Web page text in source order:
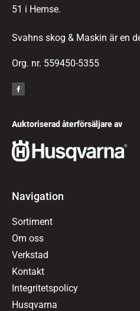
51 i Hemse.
Svahns skog & Maskin är en
Org. nr. 559450-5355
Auktoriserad återförsäljare av
Navigation
Sortiment
Om oss
Verkstad
Kontakt
Integritetspolicy
Husqvarna